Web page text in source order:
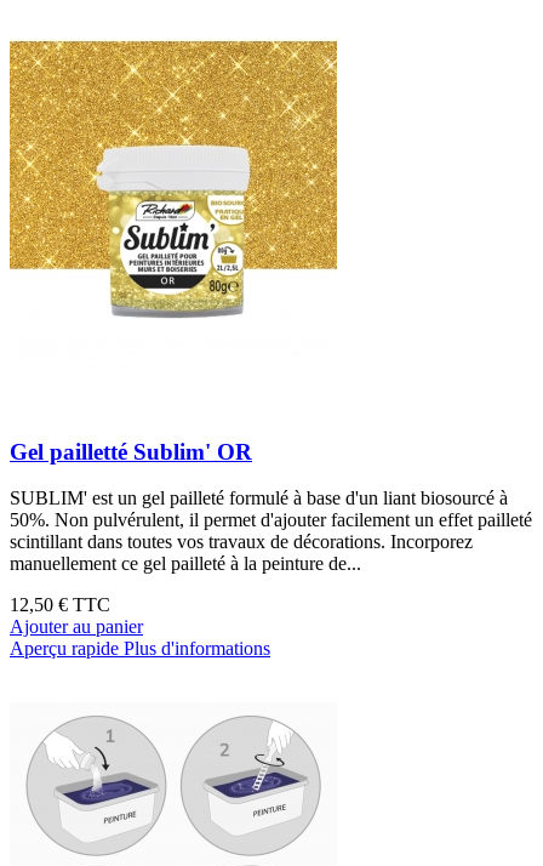
Gel pailletté Sublim' OR
SUBLIM' est un gel pailleté formulé à base d'un liant biosourcé à
50%. Non pulvérulent, il permet d'ajouter facilement un effet pailleté
scintillant dans toutes vos travaux de décorations. Incorporez
manuellement ce gel pailleté à la peinture de...
12,50 € TTC
Ajouter au panier
Aperçu rapide Plus d'informations